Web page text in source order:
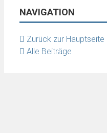
NAVIGATION
Zurück zur Hauptseite
Alle Beiträge